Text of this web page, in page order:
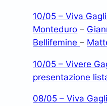
10/05 – Viva
Monteduro –
Bellifemine–
10/05 – Vivere
presentazione
08/05 – Viva